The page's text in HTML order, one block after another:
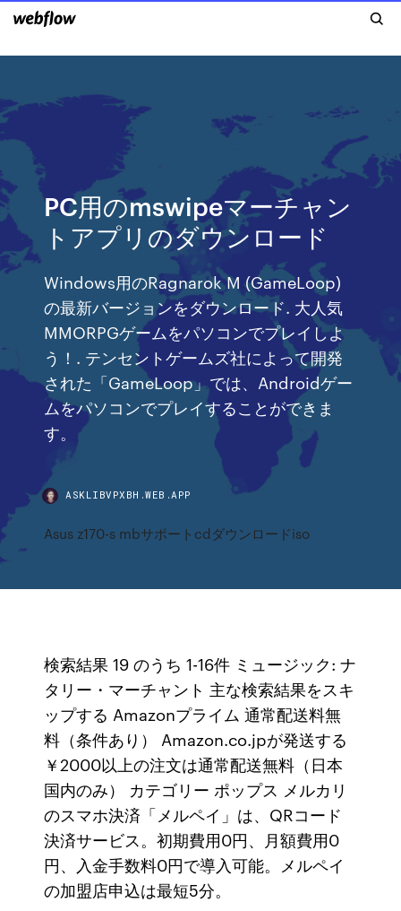
PC用のmswipeマーチャン
トアプリのダウンロード
Windows用のRagnarok M (GameLoop)
の最新バージョンをダウンロード. 大人気
MMORPGゲームをパソコンでプレイしよ
う！. テンセントゲームズ社によって開発
された「GameLoop」では、Androidゲー
ムをパソコンでプレイすることができま
す。
ASKLIBVPXBH.WEB.APP
Asus z170-s mbサポートcdダウンロードiso
検索結果 19 のうち 1-16件 ミュージック: ナ
タリー・マーチャント 主な検索結果をスキ
ップする Amazonプライム 通常配送料無
料（条件あり） Amazon.co.jpが発送する
￥2000以上の注文は通常配送無料（日本
国内のみ） カテゴリー ポップス メルカリ
のスマホ決済「メルペイ」は、QRコード
決済サービス。初期費用0円、月額費用0
円、入金手数料0円で導入可能。メルペイ
の加盟店申込は最短5分。